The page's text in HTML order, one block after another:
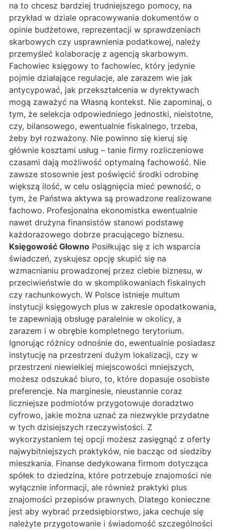
na to chcesz bardziej trudniejszego pomocy, na
przykład w dziale opracowywania dokumentów o
opinie budżetowe, reprezentacji w sprawdzeniach
skarbowych czy usprawnienia podatkowej, należy
przemyśleć kolaborację z agencją skarbowym.
Fachowiec księgowy to fachowiec, który jedynie
pojmie działające regulacje, ale zarazem wie jak
antycypować, jak przekształcenia w dyrektywach
mogą zaważyć na Własną kontekst. Nie zapominaj, o
tym, że selekcja odpowiedniego jednostki, nieistotne,
czy, bilansowego, ewentualnie fiskalnego, trzeba,
żeby był rozważony. Nie powinno się kieruj się
głównie kosztami usług – tanie firmy rozliczeniowe
czasami dają możliwość optymalną fachowość. Nie
zawsze stosownie jest poświęcić środki odrobinę
większą ilość, w celu osiągnięcia mieć pewność, o
tym, że Państwa aktywa są prowadzone realizowane
fachowo. Profesjonalna ekonomistka ewentualnie
nawet drużyna finansistów stanowi podstawę
każdorazowego dobrze pracującego biznesu.
Księgowość Głowno Posiłkując się z ich wsparcia
świadczeń, zyskujesz opcję skupić się na
wzmacnianiu prowadzonej przez ciebie biznesu, w
przeciwieństwie do w skomplikowaniach fiskalnych
czy rachunkowych. W Polsce istnieje multum
instytucji księgowych plus w zakresie opodatkowania,
te zapewniają obsługę paralelnie w okolicy, a
zarazem i w obrębie kompletnego terytorium.
Ignorując różnicy odnośnie do, ewentualnie posiadasz
instytucję na przestrzeni dużym lokalizacji, czy w
przestrzeni niewielkiej miejscowości mniejszych,
możesz odszukać biuro, to, które dopasuje osobiste
preferencje. Na marginesie, nieustannie coraz
liczniejsze podmiotów przygotowuje doradztwo
cyfrowo, jakie można uznać za niezwykle przydatne
w tych dzisiejszych rzeczywistości. Z
wykorzystaniem tej opcji możesz zasięgnąć z oferty
najwybitniejszych praktyków, nie bacząc od siedziby
mieszkania. Finanse dedykowana firmom dotycząca
spółek to dziedzina, które potrzebuje znajomości nie
wyłącznie informacji, ale również praktyki plus
znajomości przepisów prawnych. Dlatego konieczne
jest aby wybrać przedsiębiorstwo, jaka cechuje się
należyte przygotowanie i świadomość szczególności